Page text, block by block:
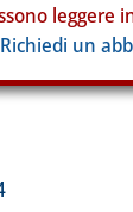
leggere
Richiedi un
notizia